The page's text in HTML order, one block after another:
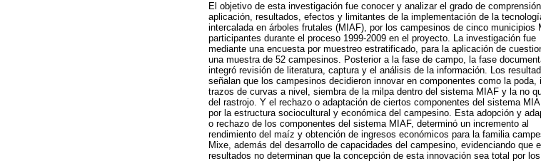
El objetivo de esta investigación fue conocer y analizar el grado de
aplicación, resultados, efectos y limitantes de la implementación de la
intercalada en árboles frutales (MIAF), por los campesinos de cinco municipios
participantes durante el proceso 1999-2009 en el proyecto. La investigación fue
mediante una encuesta por muestreo estratificado, para la aplicación de
una muestra de 52 campesinos. Posterior a la fase de campo, la fase
integró revisión de literatura, captura y el análisis de la información. Los
señalan que los campesinos decidieron innovar en componentes como la poda,
trazos de curvas a nivel, siembra de la milpa dentro del sistema MIAF y la no
del rastrojo. Y el rechazo o adaptación de ciertos componentes del sistema
por la estructura sociocultural y económica del campesino. Esta adopción y
o rechazo de los componentes del sistema MIAF, determinó un incremento al
rendimiento del maíz y obtención de ingresos económicos para la familia
Mixe, además del desarrollo de capacidades del campesino, evidenciando que
resultados no determinan que la concepción de esta innovación sea total por los